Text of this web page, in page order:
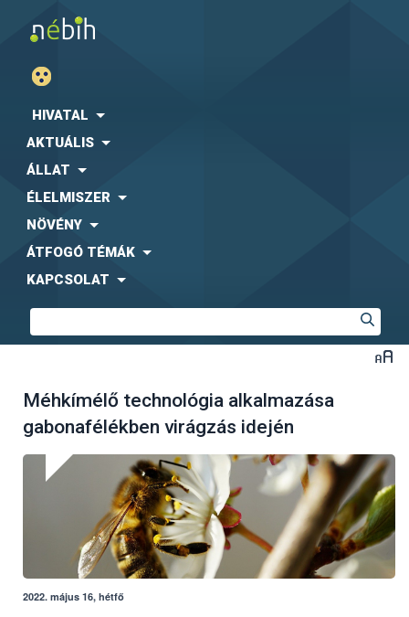
HIVATAL
AKTUÁLIS
ÁLLAT
ÉLELMISZER
NÖVÉNY
ÁTFOGÓ TÉMÁK
KAPCSOLAT
Méhkímélő technológia alkalmazása
gabonafélékben virágzás idején
2022. május 16, hétfő